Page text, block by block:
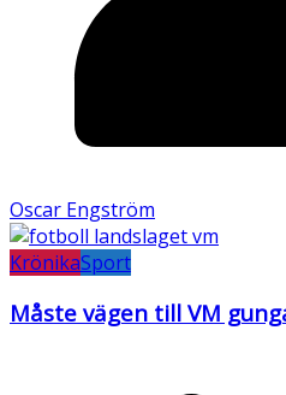
Oscar Engström
KrönikaSport
Måste vägen till VM